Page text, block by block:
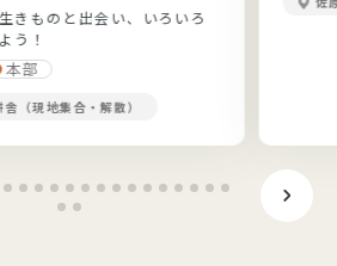
きものと出会い、いろいろ
う！
本部
（現地集合・解散）